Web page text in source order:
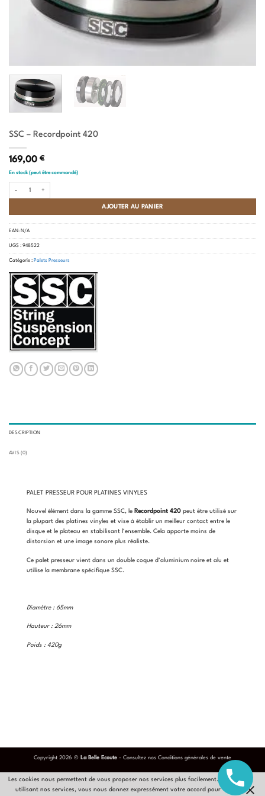
SSC – Recordpoint 420
169,00 €
En stock (peut être commandé)
AJOUTER AU PANIER
EAN: N/A
UGS : 948522
Catégorie : Palets Presseurs
DESCRIPTION
AVIS (0)
PALET PRESSEUR POUR PLATINES VINYLES
Nouvel élément dans la gamme SSC, le Recordpoint 420 peut être utilisé sur
la plupart des platines vinyles et vise à établir un meilleur contact entre le
disque et le plateau en stabilisant l’ensemble. Cela apporte moins de
distorsion et une image sonore plus réaliste.
Ce palet presseur vient dans un double coque d’aluminium noire et alu et
utilise la membrane spécifique SSC.
Diamètre : 65mm
Hauteur : 26mm
Poids : 420g
Copyright 2026 © La Belle Ecoute - Consultez nos Conditions générales de vente
Les cookies nous permettent de vous proposer nos services plus facilement. En
utilisant nos services, vous nous donnez expressément votre accord pour